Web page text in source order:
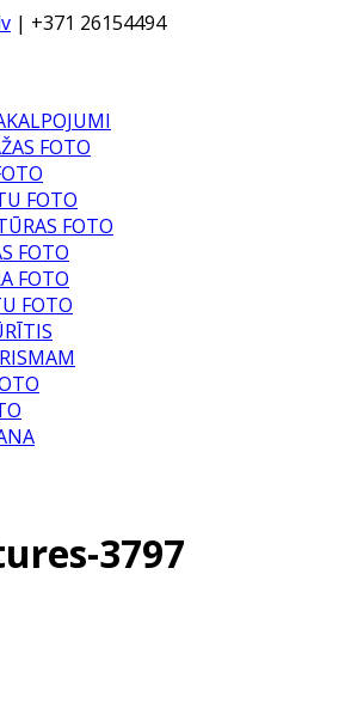
| +371 26154494
FOTO
FOTO
FOTO
FOTO
FOTO
FOTO
3797